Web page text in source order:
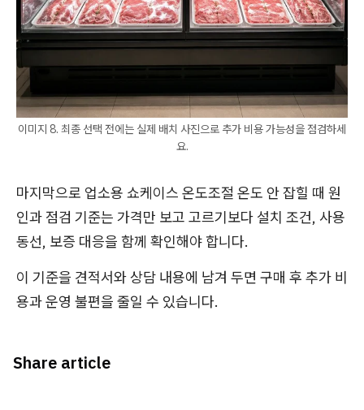
이미지 8. 최종 선택 전에는 실제 배치 사진으로 추가 비용 가능성을 점검하세
요.
마지막으로 업소용 쇼케이스 온도조절 온도 안 잡힐 때 원
인과 점검 기준는 가격만 보고 고르기보다 설치 조건, 사용
동선, 보증 대응을 함께 확인해야 합니다.
이 기준을 견적서와 상담 내용에 남겨 두면 구매 후 추가 비
용과 운영 불편을 줄일 수 있습니다.
Share article